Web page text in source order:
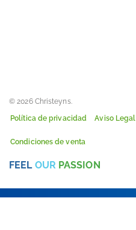
© 2026 Christeyns.
Política de privacidad
Aviso Legal
Condiciones de venta
FEEL OUR PASSION